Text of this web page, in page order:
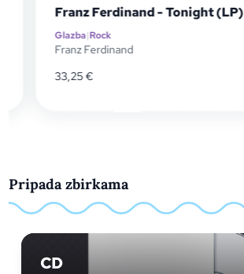
Franz Ferdinand - Tonight (LP)
Glazba|Rock
Franz Ferdinand
33,25€
Pripada zbirkama
CD